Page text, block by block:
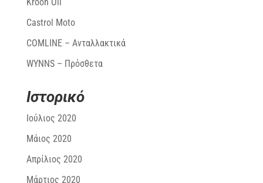
Castrol Moto
COMLINE – Ανταλλακτικά
WYNNS – Πρόσθετα
Ιστορικό
Ιούλιος 2020
Μάιος 2020
Απρίλιος 2020
Μάρτιος 2020